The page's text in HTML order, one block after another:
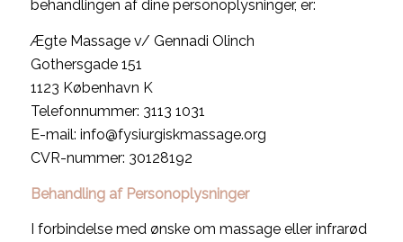
behandlingen af dine personoplysninger, er:
Ægte Massage v/ Gennadi Olinch
Gothersgade 151
1123 København K
Telefonnummer: 3113 1031
E-mail: info@fysiurgiskmassage.org
CVR-nummer: 30128192
Behandling af Personoplysninger
I forbindelse med ønske om massage eller infrarød